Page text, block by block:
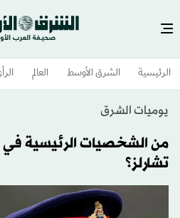
الرئيسية الشرق الأوسط​ العالم
يوميات الشرق
من الشخصيات الرئيسية
تشارلز؟